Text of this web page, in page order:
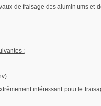
de fraisage des aluminiums et
:
intéressant pour le